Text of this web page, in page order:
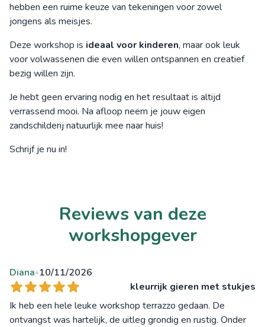
hebben een ruime keuze van tekeningen voor zowel
jongens als meisjes.
Deze workshop is ideaal voor kinderen, maar ook leuk
voor volwassenen die even willen ontspannen en creatief
bezig willen zijn.
Je hebt geen ervaring nodig en het resultaat is altijd
verrassend mooi. Na afloop neem je jouw eigen
zandschilderij natuurlijk mee naar huis!
Schrijf je nu in!
Reviews van deze
workshopgever
Diana•10/11/2026
kleurrijk gieren met stukjes
Ik heb een hele leuke workshop terrazzo gedaan. De
ontvangst was hartelijk, de uitleg grondig en rustig. Onder